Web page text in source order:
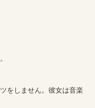
をしません。彼女は音楽